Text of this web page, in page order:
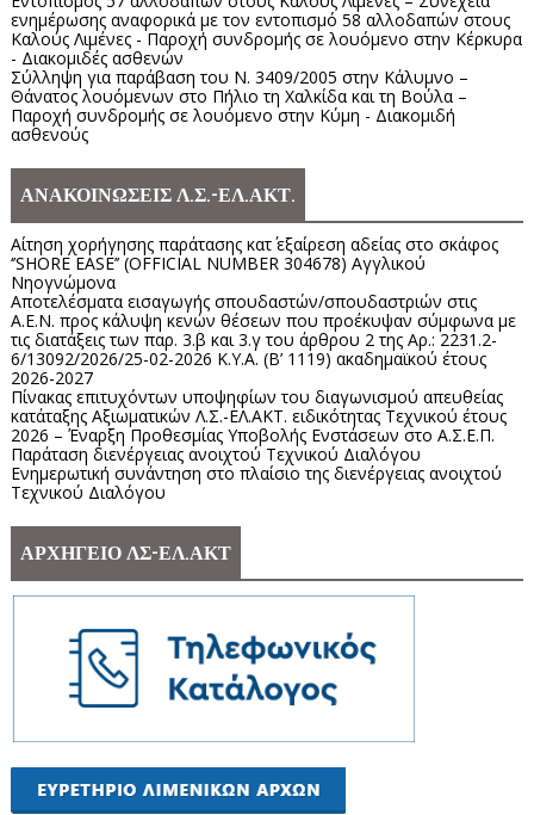
ενημέρωσης αναφορικά με τον εντοπισμό 58 αλλοδαπών στους
Καλούς Λιμένες - Παροχή συνδρομής σε λουόμενο στην Κέρκυρα
- Διακομιδές ασθενών
Σύλληψη για παράβαση του Ν. 3409/2005 στην Κάλυμνο –
Θάνατος λουόμενων στο Πήλιο τη Χαλκίδα και τη Βούλα –
Παροχή συνδρομής σε λουόμενο στην Κύμη - Διακομιδή
ασθενούς
ΑΝΑΚΟΙΝΩΣΕΙΣ Λ.Σ.-ΕΛ.ΑΚΤ.
Αίτηση χορήγησης παράτασης κατ΄ εξαίρεση αδείας στο σκάφος
‘’SHORE EASE’’ (OFFICIAL NUMBER 304678) Αγγλικού
Νηογνώμονα
Αποτελέσματα εισαγωγής σπουδαστών/σπουδαστριών στις
Α.Ε.Ν. προς κάλυψη κενών θέσεων που προέκυψαν σύμφωνα με
τις διατάξεις των παρ. 3.β και 3.γ του άρθρου 2 της Αρ.: 2231.2-
6/13092/2026/25-02-2026 Κ.Υ.Α. (Β’ 1119) ακαδημαϊκού έτους
2026-2027
Πίνακας επιτυχόντων υποψηφίων του διαγωνισμού απευθείας
κατάταξης Αξιωματικών Λ.Σ.-ΕΛ.ΑΚΤ. ειδικότητας Τεχνικού έτους
2026 – Έναρξη Προθεσμίας Υποβολής Ενστάσεων στο Α.Σ.Ε.Π.
Παράταση διενέργειας ανοιχτού Τεχνικού Διαλόγου
Ενημερωτική συνάντηση στο πλαίσιο της διενέργειας ανοιχτού
Τεχνικού Διαλόγου
ΑΡΧΗΓΕΙΟ ΛΣ-ΕΛ.ΑΚΤ